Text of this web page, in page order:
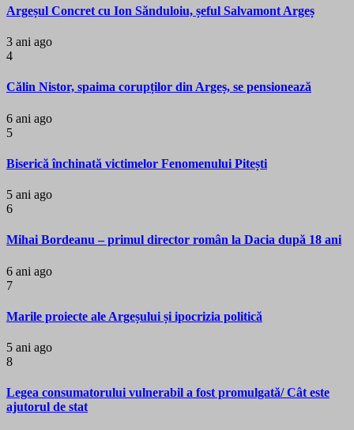
Argeșul Concret cu Ion Sănduloiu, șeful Salvamont Argeș
3 ani ago
4
Călin Nistor, spaima corupților din Argeș, se pensionează
6 ani ago
5
Biserică închinată victimelor Fenomenului Pitești
5 ani ago
6
Mihai Bordeanu – primul director român la Dacia după 18 ani
6 ani ago
7
Marile proiecte ale Argeșului și ipocrizia politică
5 ani ago
8
Legea consumatorului vulnerabil a fost promulgată/ Cât este
ajutorul de stat